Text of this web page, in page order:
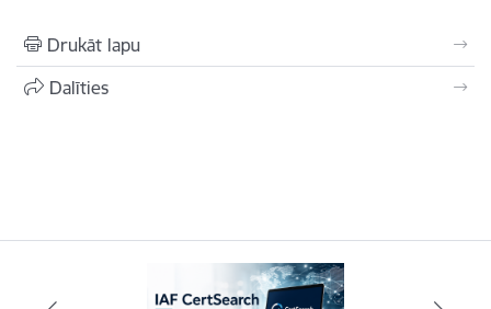
Drukāt lapu
Dalīties